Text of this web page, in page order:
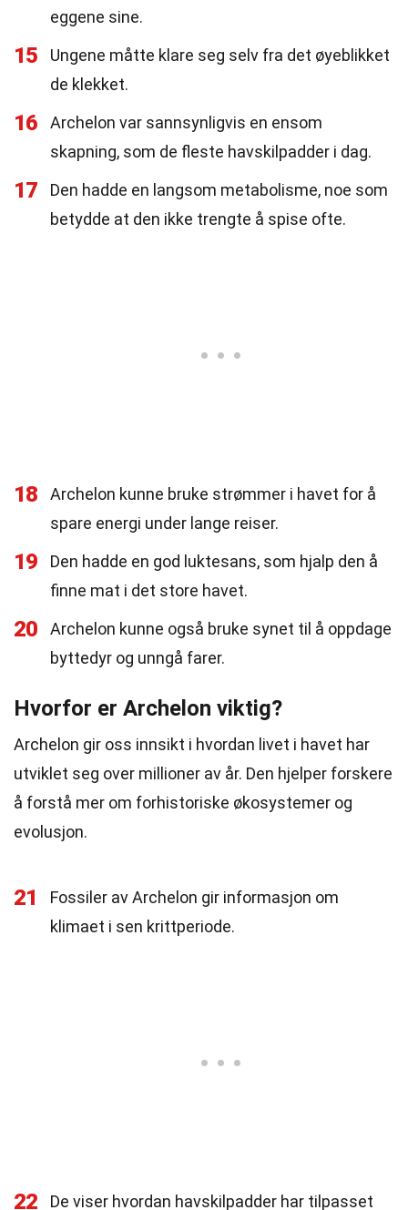
eggene sine.
15
Ungene måtte klare seg selv fra det øyeblikket
de klekket.
16
Archelon var sannsynligvis en ensom
skapning, som de fleste havskilpadder i dag.
17
Den hadde en langsom metabolisme, noe som
betydde at den ikke trengte å spise ofte.
18
Archelon kunne bruke strømmer i havet for å
spare energi under lange reiser.
19
Den hadde en god luktesans, som hjalp den å
finne mat i det store havet.
20
Archelon kunne også bruke synet til å oppdage
byttedyr og unngå farer.
Hvorfor er Archelon viktig?
Archelon gir oss innsikt i hvordan livet i havet har
utviklet seg over millioner av år. Den hjelper forskere
å forstå mer om forhistoriske økosystemer og
evolusjon.
21
Fossiler av Archelon gir informasjon om
klimaet i sen krittperiode.
22
De viser hvordan havskilpadder har tilpasset